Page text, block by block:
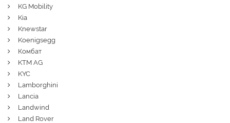
KG Mobility
Kia
Knewstar
Koenigsegg
Комбат
KTM AG
KYC
Lamborghini
Lancia
Landwind
Land Rover